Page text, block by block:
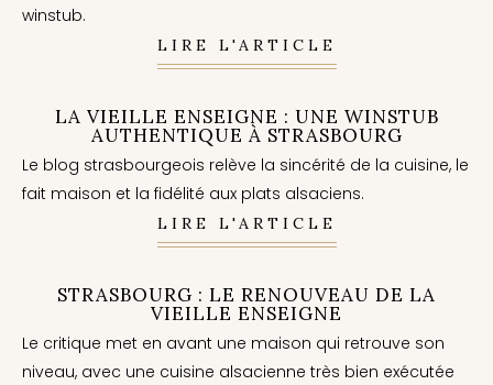
winstub.
LIRE L'ARTICLE
LA VIEILLE ENSEIGNE : UNE WINSTUB
AUTHENTIQUE À STRASBOURG
Le blog strasbourgeois relève la sincérité de la cuisine, le
fait maison et la fidélité aux plats alsaciens.
LIRE L'ARTICLE
STRASBOURG : LE RENOUVEAU DE LA
VIEILLE ENSEIGNE
Le critique met en avant une maison qui retrouve son
niveau, avec une cuisine alsacienne très bien exécutée